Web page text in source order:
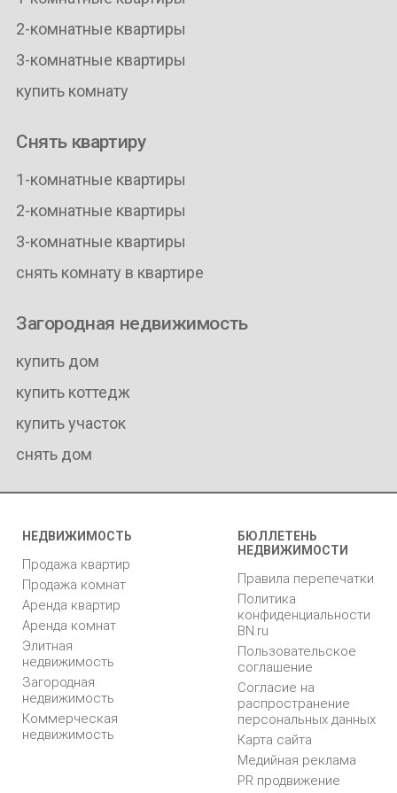
2-комнатные квартиры
3-комнатные квартиры
купить комнату
Снять квартиру
1-комнатные квартиры
2-комнатные квартиры
3-комнатные квартиры
снять комнату в квартире
Загородная недвижимость
купить дом
купить коттедж
купить участок
снять дом
НЕДВИЖИМОСТЬ
Продажа квартир
Продажа комнат
Аренда квартир
Аренда комнат
Элитная
недвижимость
Загородная
недвижимость
Коммерческая
недвижимость
БЮЛЛЕТЕНЬ
НЕДВИЖИМОСТИ
Правила перепечатки
Политика
конфиденциальности
BN.ru
Пользовательское
соглашение
Согласие на
распространение
персональных данных
Карта сайта
Медийная реклама
PR продвижение